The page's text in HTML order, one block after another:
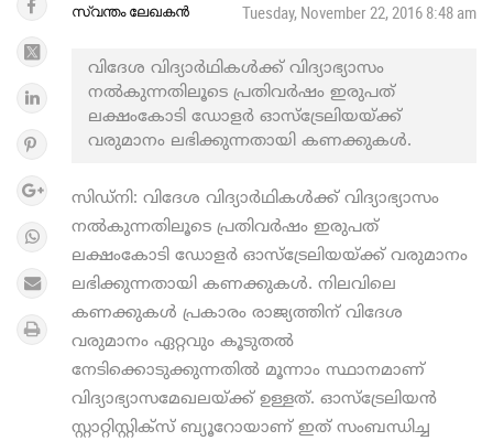
സ്വന്തം ലേഖകൻ Tuesday, November 22, 2016 8:48 am
വിദേശ വിദ്യാര്‍ഥികള്‍ക്ക് വിദ്യാഭ്യാസം
നല്‍കുന്നതിലൂടെ പ്രതിവര്‍ഷം ഇരുപത്
ലക്ഷംകോടി ഡോളര്‍ ഓസ്ട്രേലിയയ്ക്ക്
വരുമാനം ലഭിക്കുന്നതായി കണക്കുകൾ.
സിഡ്നി: വിദേശ വിദ്യാര്‍ഥികള്‍ക്ക് വിദ്യാഭ്യാസം
നല്‍കുന്നതിലൂടെ പ്രതിവര്‍ഷം ഇരുപത്
ലക്ഷംകോടി ഡോളര്‍ ഓസ്ട്രേലിയയ്ക്ക് വരുമാനം
ലഭിക്കുന്നതായി കണക്കുകൾ. നിലവിലെ
കണക്കുകൾ പ്രകാരം രാജ്യത്തിന് വിദേശ
വരുമാനം ഏറ്റവും കൂടുതൽ
നേടിക്കൊടുക്കുന്നതിൽ മൂന്നാം സ്ഥാനമാണ്
വിദ്യാഭ്യാസമേഖലയ്ക്ക് ഉള്ളത്. ഓസ്ട്രേലിയൻ
സ്റ്റാറ്റിസ്റ്റിക്സ് ബ്യൂറോയാണ് ഇത് സംബന്ധിച്ച